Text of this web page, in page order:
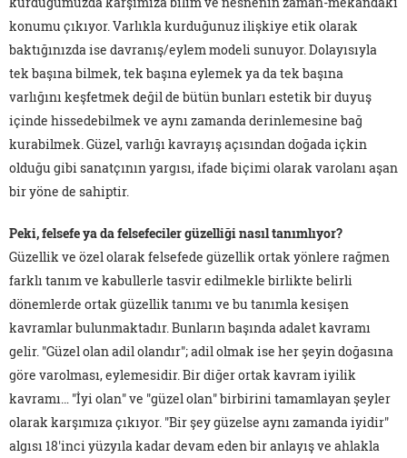
konumu çıkıyor. Varlıkla kurduğunuz ilişkiye etik olarak
baktığınızda ise davranış/eylem modeli sunuyor. Dolayısıyla
tek başına bilmek, tek başına eylemek ya da tek başına
varlığını keşfetmek değil de bütün bunları estetik bir duyuş
içinde hissedebilmek ve aynı zamanda derinlemesine bağ
kurabilmek. Güzel, varlığı kavrayış açısından doğada içkin
olduğu gibi sanatçının yargısı, ifade biçimi olarak varolanı aşan
bir yöne de sahiptir.
Peki, felsefe ya da felsefeciler güzelliği nasıl tanımlıyor?
Güzellik ve özel olarak felsefede güzellik ortak yönlere rağmen
farklı tanım ve kabullerle tasvir edilmekle birlikte belirli
dönemlerde ortak güzellik tanımı ve bu tanımla kesişen
kavramlar bulunmaktadır. Bunların başında adalet kavramı
gelir. "Güzel olan adil olandır"; adil olmak ise her şeyin doğasına
göre varolması, eylemesidir. Bir diğer ortak kavram iyilik
kavramı… "İyi olan" ve "güzel olan" birbirini tamamlayan şeyler
olarak karşımıza çıkıyor. "Bir şey güzelse aynı zamanda iyidir"
algısı 18'inci yüzyıla kadar devam eden bir anlayış ve ahlakla